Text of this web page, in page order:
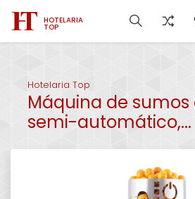
HOTELARIA
TOP
Hotelaria Top
Máquina de
semi-automático,...